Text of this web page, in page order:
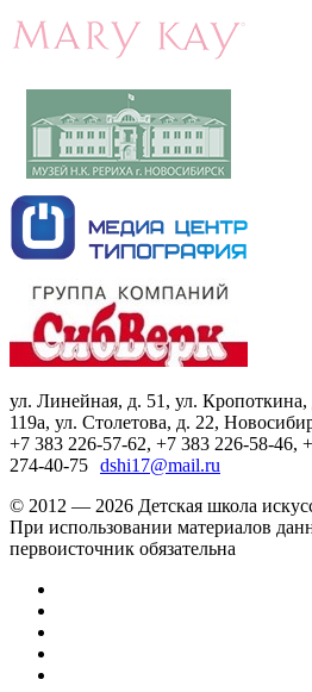
ул. Линейная, д. 51, ул.
119а, ул. Столетова, д. 22,
+7 383 226-57-62, +7 383 226-58-46,
274-40-75 dshi17@mail.ru
© 2012 — 2026 Детская школа
При использовании материалов
первоисточник обязательна